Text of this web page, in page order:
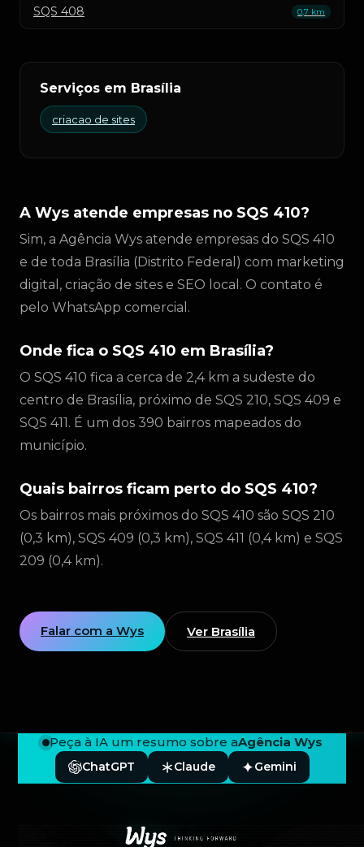
SQS 408 0,7 km
Serviços em Brasília
criacao de sites
A Wys atende empresas no SQS 410?
Sim, a Agência Wys atende empresas do SQS 410
e de toda Brasília (Distrito Federal) com marketing
digital, criação de sites e SEO local. O contato é
pelo WhatsApp comercial.
Onde fica o SQS 410 em Brasília?
O SQS 410 fica a cerca de 2,4 km a sudeste do
centro de Brasília, próximo de SQS 210, SQS 409 e
SQS 411. É um dos 390 bairros mapeados do
município.
Quais bairros ficam perto do SQS 410?
Os bairros mais próximos do SQS 410 são SQS 210
(0,3 km), SQS 409 (0,3 km), SQS 411 (0,4 km) e SQS
209 (0,4 km).
Falar com a Wys Ver Brasília
Peça à IA um resumo sobre aAgência Wys
ChatGPT Claude Gemini